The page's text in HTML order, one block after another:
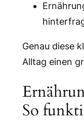
Genau diese
Alltag einen
So